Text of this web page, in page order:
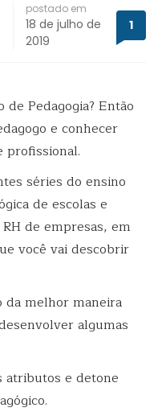
postado em
18 de julho de
2019
1
Pedagogia? Então
e conhecer
profissional.
séries do ensino
de escolas e
de empresas, em
você vai descobrir
da melhor maneira
algumas
atributos e detone